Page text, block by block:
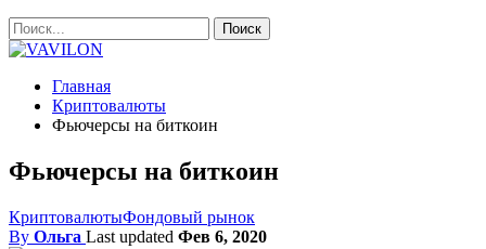
Главная
Криптовалюты
Фьючерсы на биткоин
Фьючерсы на биткоин
КриптовалютыФондовый рынок
By Ольга Last updated Фев 6, 2020